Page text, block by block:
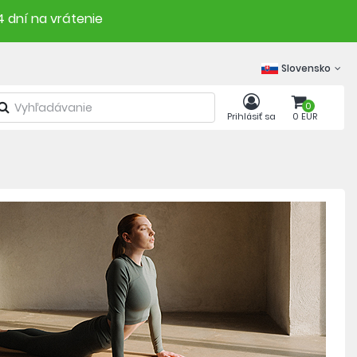
dní na vrátenie
Slovensko
Prihlásiť sa
0
0 EUR